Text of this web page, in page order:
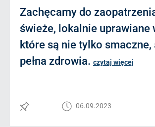
Zachęcamy do
świeże, lokalnie uprawiane
które są nie tylko smaczne,
pełna zdrowia. czytaj więcej
06.09.2023